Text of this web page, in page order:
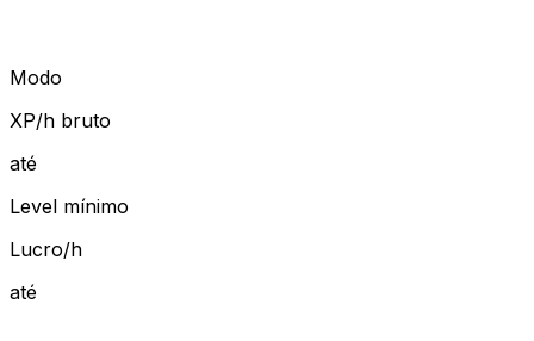
Modo
XP/h bruto
até
Level mínimo
Lucro/h
até